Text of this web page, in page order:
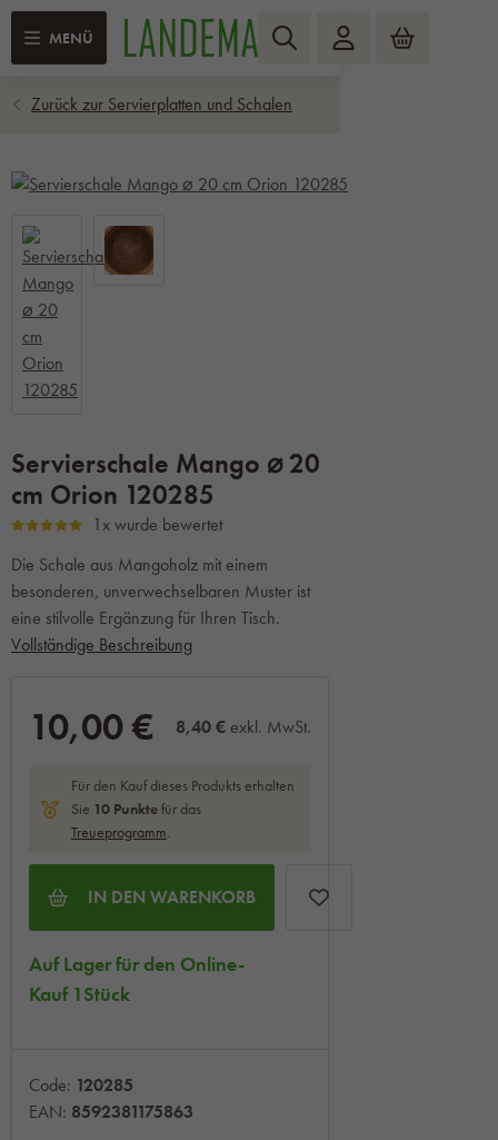
MENÜ
Servierschale Mango ⌀ 20
cm Orion 120285
1x wurde bewertet
Die Schale aus Mangoholz mit einem
besonderen, unverwechselbaren Muster ist
eine stilvolle Ergänzung für Ihren Tisch.
Vollständige Beschreibung
10,00 € 8,40 € exkl. MwSt.
Für den Kauf dieses Produkts erhalten
Sie 10 Punktefür das
Treueprogramm.
IN DEN WARENKORB
Auf Lager für den Online-
Kauf 1Stück
Code: 120285
EAN: 8592381175863